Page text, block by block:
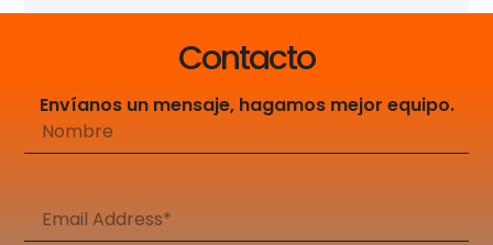
Contacto
Envíanos un mensaje, hagamos mejor equipo.